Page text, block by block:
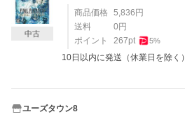
商品価格 5,836 円
送料
0 円
ポイント
267pt 5%
10日以内に発送（休業日を除く）
中古
ユーズタウン8